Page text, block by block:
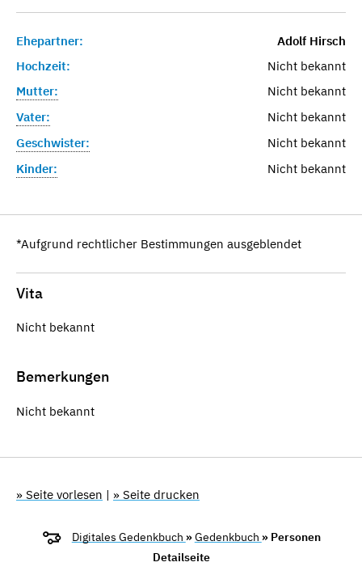
Ehepartner:
Adolf Hirsch
Hochzeit:
Nicht bekannt
Mutter:
Nicht bekannt
Vater:
Nicht bekannt
Geschwister:
Nicht bekannt
Kinder:
Nicht bekannt
*Aufgrund rechtlicher Bestimmungen ausgeblendet
Vita
Nicht bekannt
Bemerkungen
Nicht bekannt
» Seite vorlesen | » Seite drucken
Digitales Gedenkbuch »Gedenkbuch » Personen
Detailseite